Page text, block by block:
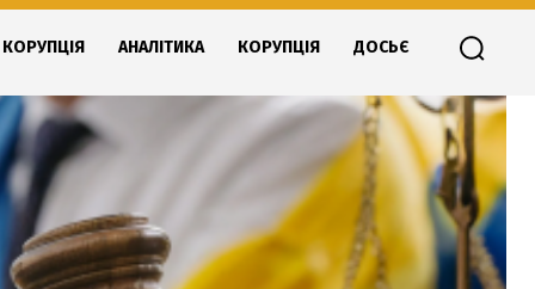
КОРУПЦІЯ АНАЛІТИКА КОРУПЦІЯ ДОСЬЄ